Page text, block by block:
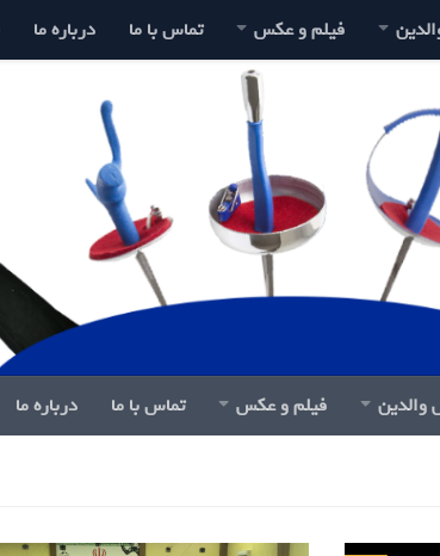
فیلم و عکس تماس با ما درباره ما
والدین فیلم و عکس تماس با ما درباره ما